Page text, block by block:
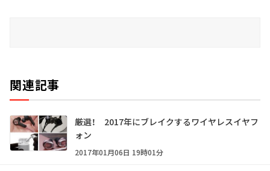
関連記事
厳選！ 2017年にブレイクするワイヤレスイヤフ
ォン
2017年01月06日 19時01分